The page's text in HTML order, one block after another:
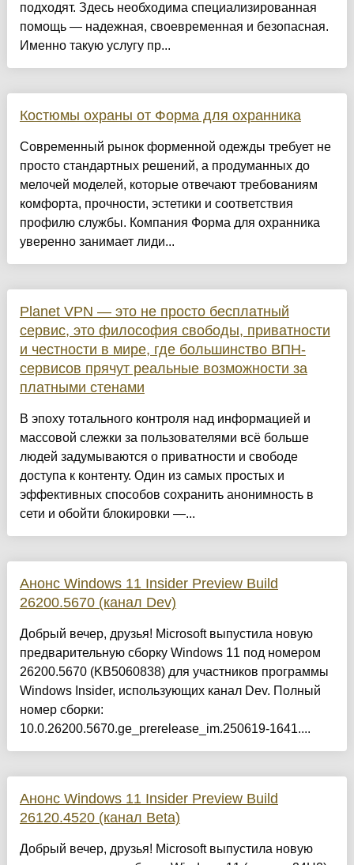
подходят. Здесь необходима специализированная
помощь — надежная, своевременная и безопасная.
Именно такую услугу пр...
Костюмы охраны от Форма для охранника
Современный рынок форменной одежды требует не
просто стандартных решений, а продуманных до
мелочей моделей, которые отвечают требованиям
комфорта, прочности, эстетики и соответствия
профилю службы. Компания Форма для охранника
уверенно занимает лиди...
Planet VPN — это не просто бесплатный
сервис, это философия свободы, приватности
и честности в мире, где большинство ВПН-
сервисов прячут реальные возможности за
платными стенами
В эпоху тотального контроля над информацией и
массовой слежки за пользователями всё больше
людей задумываются о приватности и свободе
доступа к контенту. Один из самых простых и
эффективных способов сохранить анонимность в
сети и обойти блокировки —...
Анонс Windows 11 Insider Preview Build
26200.5670 (канал Dev)
Добрый вечер, друзья! Microsoft выпустила новую
предварительную сборку Windows 11 под номером
26200.5670 (KB5060838) для участников программы
Windows Insider, использующих канал Dev. Полный
номер сборки:
10.0.26200.5670.ge_prerelease_im.250619-1641....
Анонс Windows 11 Insider Preview Build
26120.4520 (канал Beta)
Добрый вечер, друзья! Microsoft выпустила новую